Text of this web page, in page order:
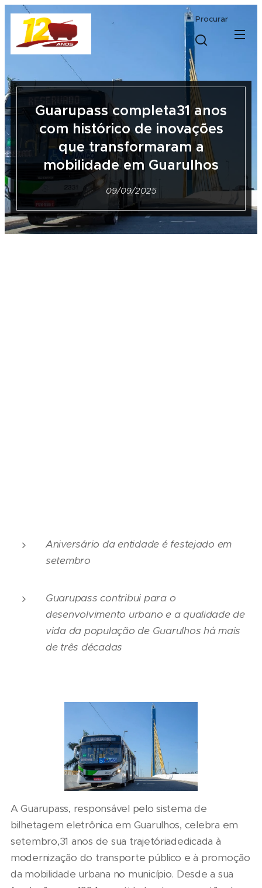
Procurar
Guarupass completa31 anos
com histórico de inovações
que transformaram a
mobilidade em Guarulhos
09/09/2025
Aniversário da entidade é festejado em
setembro
Guarupass contribui para o
desenvolvimento urbano e a qualidade de
vida da população de Guarulhos há mais
de três décadas
A Guarupass, responsável pelo sistema de
bilhetagem eletrônica em Guarulhos, celebra em
setembro,31 anos de sua trajetóriadedicada à
modernização do transporte público e à promoção
da mobilidade urbana no município. Desde a sua